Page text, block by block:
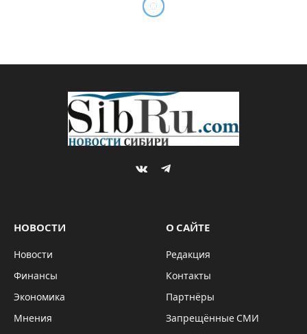
VKontakteTelegram
НОВОСТИ
Новости
Финансы
Экономика
Мнения
О САЙТЕ
Редакция
Контакты
Партнёры
Запрещённые СМИ